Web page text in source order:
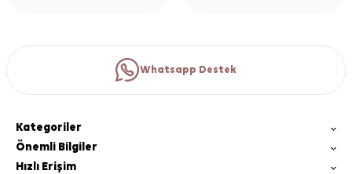
Whatsapp Destek
Kategoriler
Önemli Bilgiler
Hızlı Erişim